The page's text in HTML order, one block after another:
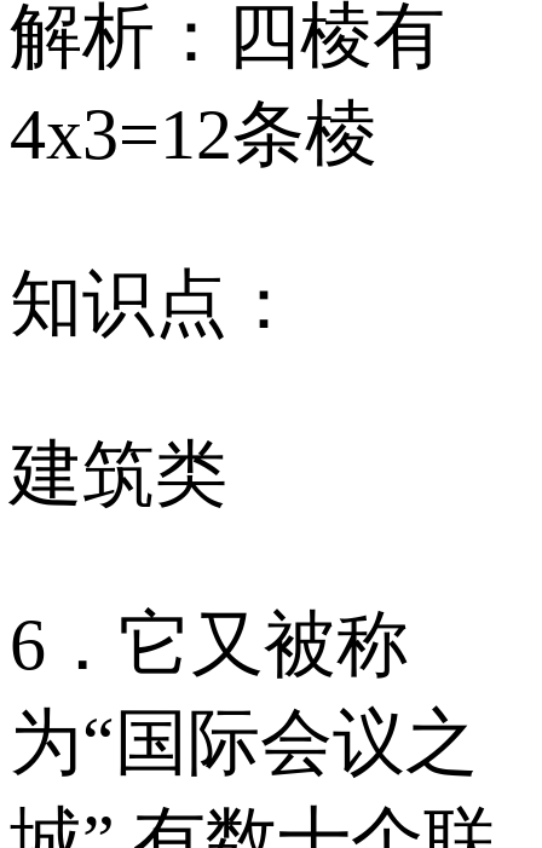
解析：四棱有
4x3=12条棱
知识点：
建筑类
6．它又被称
为“国际会议之